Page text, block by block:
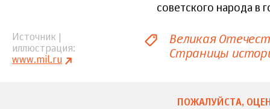
советского народа в
Источник |
иллюстрация
www.mil.ru
Великая
Страницы
ПОЖАЛУЙСТА,